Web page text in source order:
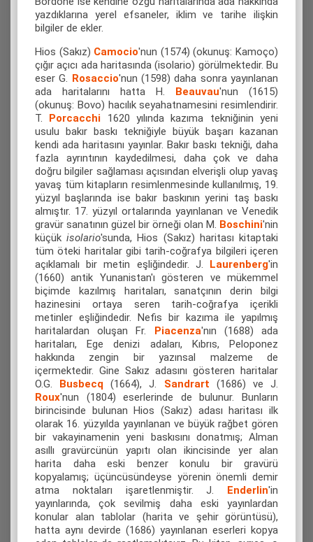
yazdıklarına yerel efsaneler, iklim ve tarihe ilişkin
bilgiler de ekler.
Hios (Sakız) Camocio'nun (1574) (okunuş: Kamoço)
çığır açıcı ada haritasında (isolario) görülmektedir. Bu
eser G. Rosaccio'nun (1598) daha sonra yayınlanan
ada haritalarını hatta H. Beauvau'nun (1615)
(okunuş: Bovo) hacılık seyahatnamesini resimlendirir.
T. Porcacchi 1620 yılında kazıma tekniğinin yeni
usulu bakır baskı tekniğiyle büyük başarı kazanan
kendi ada haritasını yayınlar. Bakır baskı tekniği, daha
fazla ayrıntının kaydedilmesi, daha çok ve daha
doğru bilgiler sağlaması açısından elverişli olup yavaş
yavaş tüm kitapların resimlenmesinde kullanılmış, 19.
yüzyıl başlarında ise bakır baskının yerini taş baskı
almıştır. 17. yüzyıl ortalarında yayınlanan ve Venedik
gravür sanatının güzel bir örneği olan Μ. Boschini'nin
küçükisolario'sunda, Hios (Sakız) haritası kitaptaki
tüm öteki haritalar gibi tarih-coğrafya bilgileri içeren
açıklamalı bir metin eşliğindedir. J. Laurenberg'in
(1660) antik Yunanistan'ı gösteren ve mükemmel
biçimde kazılmış haritaları, sanatçının derin bilgi
hazinesini ortaya seren tarih-coğrafya içerikli
metinler eşliğindedir. Nefis bir kazıma ile yapılmış
haritalardan oluşan Fr. Piacenza'nın (1688) ada
haritaları, Ege denizi adaları, Kıbrıs, Peloponez
hakkında zengin bir yazınsal malzeme de
içermektedir. Gine Sakız adasını gösteren haritalar
O.G. Busbecq (1664), J. Sandrart (1686) ve J.
Roux'nun (1804) eserlerinde de bulunur. Bunların
birincisinde bulunan Hios (Sakız) adası haritası ilk
olarak 16. yüzyılda yayınlanan ve büyük rağbet gören
bir vakayinamenin yeni baskısını donatmış; Alman
asıllı gravürcünün yapıtı olan ikincisinde yer alan
harita daha eski benzer konulu bir gravürü
kopyalamış; üçüncüsündeyse yörenin önemli demir
atma noktaları işaretlenmiştir. J. Enderlin'in
yayınlarında, çok sevilmiş daha eski yayınlardan
konular alan tablolar (harita ve şehir görüntüsü),
hatta aynı devirde (1686) yayınlanan eserleri kopya